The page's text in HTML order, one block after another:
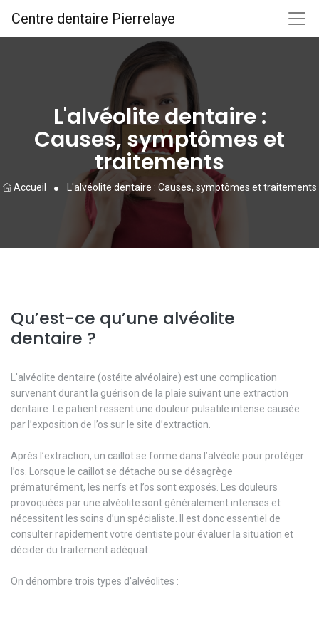
Centre dentaire Pierrelaye
L'alvéolite dentaire :
Causes, symptômes et
traitements
Accueil L'alvéolite dentaire : Causes, symptômes et traitements
Qu’est-ce qu’une alvéolite
dentaire ?
L'alvéolite dentaire (ostéite alvéolaire) est une complication
survenant durant la guérison de la plaie suivant une extraction
dentaire. Le patient ressent une douleur pulsatile intense causée
par l’exposition de l’os sur le site d’extraction.
Après l’extraction, un caillot se forme dans l’alvéole pour protéger
l’os. Lorsque le caillot se détache ou se désagrège
prématurément, les nerfs et l’os sont exposés. Les douleurs
provoquées par une alvéolite sont généralement intenses et
nécessitent les soins d’un spécialiste. Il est donc essentiel de
consulter rapidement votre dentiste pour évaluer la situation et
décider du traitement adéquat.
On dénombre trois types d'alvéolites :